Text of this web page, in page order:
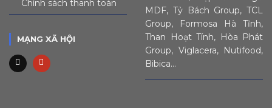
Chính sách thanh toán
MẠNG XÃ HỘI
MDF, Tỷ Bách Group, TCL
Group, Formosa Hà Tĩnh,
Than Hoạt Tính, Hòa Phát
Group, Viglacera, Nutifood,
Bibica…